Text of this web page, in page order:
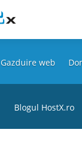
Gazduire web
Blogul HostX.ro